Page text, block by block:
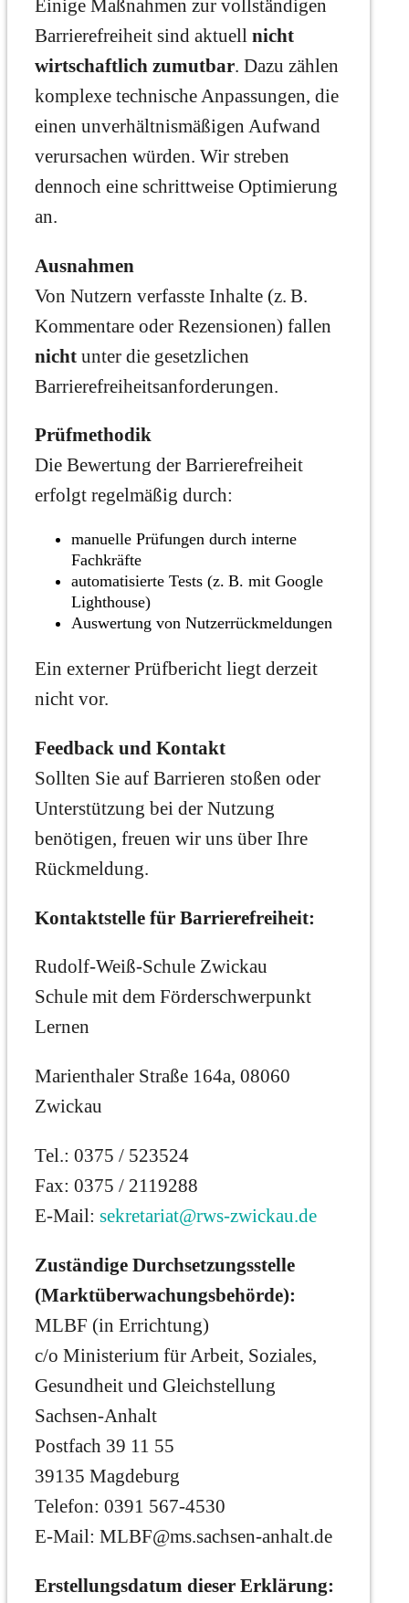
Einige Maßnahmen zur vollständigen
Barrierefreiheit sind aktuell nicht
wirtschaftlich zumutbar. Dazu zählen
komplexe technische Anpassungen, die
einen unverhältnismäßigen Aufwand
verursachen würden. Wir streben
dennoch eine schrittweise Optimierung
an.
Ausnahmen
Von Nutzern verfasste Inhalte (z. B.
Kommentare oder Rezensionen) fallen
nicht unter die gesetzlichen
Barrierefreiheitsanforderungen.
Prüfmethodik
Die Bewertung der Barrierefreiheit
erfolgt regelmäßig durch:
manuelle Prüfungen durch interne
Fachkräfte
automatisierte Tests (z. B. mit Google
Lighthouse)
Auswertung von Nutzerrückmeldungen
Ein externer Prüfbericht liegt derzeit
nicht vor.
Feedback und Kontakt
Sollten Sie auf Barrieren stoßen oder
Unterstützung bei der Nutzung
benötigen, freuen wir uns über Ihre
Rückmeldung.
Kontaktstelle für Barrierefreiheit:
Rudolf-Weiß-Schule Zwickau
Schule mit dem Förderschwerpunkt
Lernen
Marienthaler Straße 164a, 08060
Zwickau
Tel.: 0375 / 523524
Fax: 0375 / 2119288
E-Mail: sekretariat@rws-zwickau.de
Zuständige Durchsetzungsstelle
(Marktüberwachungsbehörde):
MLBF (in Errichtung)
c/o Ministerium für Arbeit, Soziales,
Gesundheit und Gleichstellung
Sachsen-Anhalt
Postfach 39 11 55
39135 Magdeburg
Telefon: 0391 567-4530
E-Mail: MLBF@ms.sachsen-anhalt.de
Erstellungsdatum dieser Erklärung: